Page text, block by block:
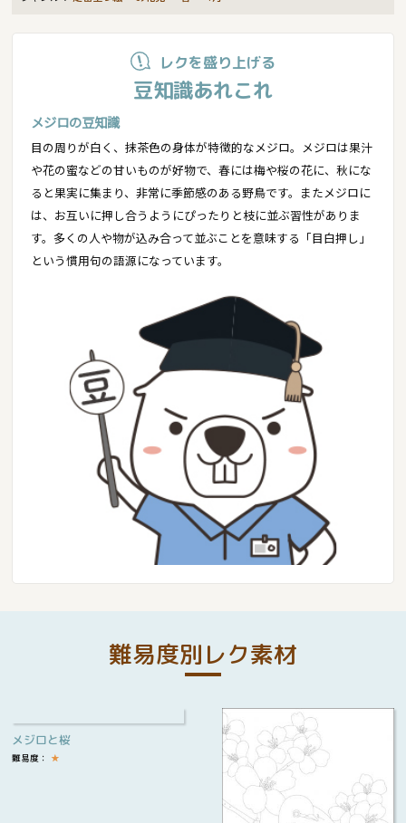
レクを盛り上げる
豆知識あれこれ
メジロの豆知識
目の周りが白く、抹茶色の身体が特徴的なメジロ。メジロは果汁
や花の蜜などの甘いものが好物で、春には梅や桜の花に、秋にな
ると果実に集まり、非常に季節感のある野鳥です。またメジロに
は、お互いに押し合うようにぴったりと枝に並ぶ習性がありま
す。多くの人や物が込み合って並ぶことを意味する「目白押し」
という慣用句の語源になっています。
難易度別レク素材
メジロと桜
難易度： ★